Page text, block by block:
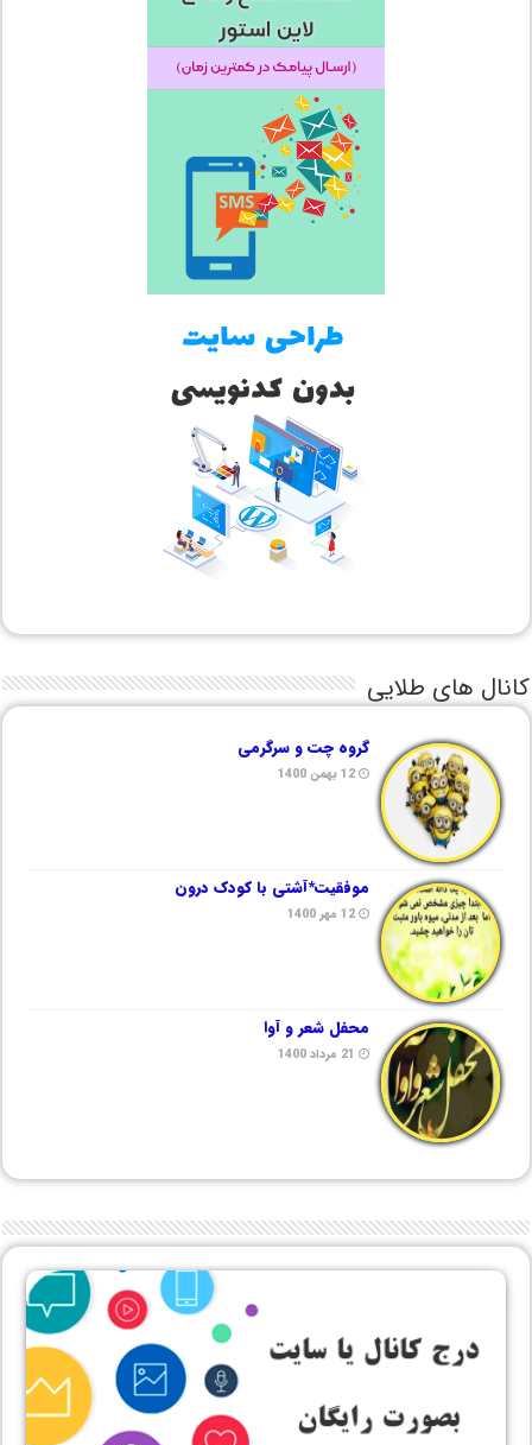
کانال های طلایی
گروه چت و سرگرمی
12 بهمن 1400
موفقیت*آشتی با کودک درون
12 مهر 1400
محفل شعر و آوا
21 مرداد 1400